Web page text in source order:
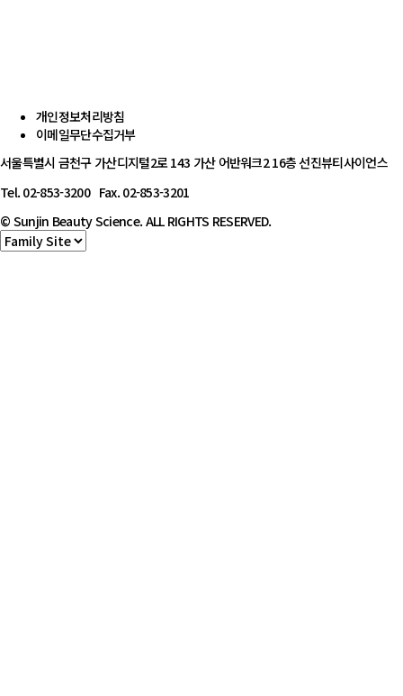
개인정보처리방침
이메일무단수집거부
서울특별시 금천구 가산디지털2로 143 가산 어반워크2 16층 선진뷰티사이언스
Tel. 02-853-3200 Fax. 02-853-3201
© Sunjin Beauty Science. ALL RIGHTS RESERVED.